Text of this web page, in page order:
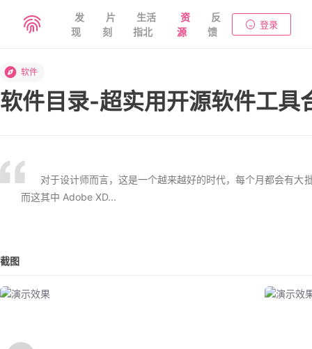
发
现
片
刻
生活
指北
资
源
反
馈
登录
软件
软件目录-超实用开源软件工具
对于设计师而言，这是一个越来越好的时代，每个月都会有
而这其中 Adobe XD...
截图